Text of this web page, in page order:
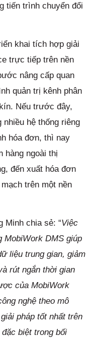
tiến trình chuyển đổi
khai tích hợp giải
trực tiếp trên nền
nâng cấp quan
quản trị kênh phân
Nếu trước đây,
hệ thống riêng
hóa đơn, thì nay
hàng ngoài thị
đến xuất hóa đơn
trên một nền
Minh chia sẻ: “Việc
MobiWork DMS giúp
liệu trung gian, giảm
rút ngắn thời gian
của MobiWork
nghệ theo mô
pháp tốt nhất trên
biệt trong bối